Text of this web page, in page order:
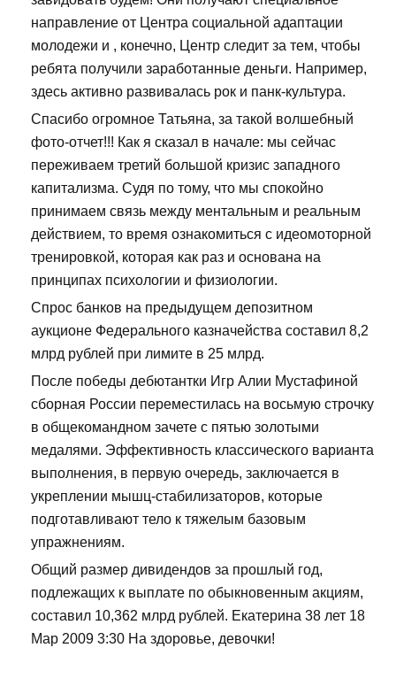
направление от Центра социальной адаптации
молодежи и , конечно, Центр следит за тем, чтобы
ребята получили заработанные деньги. Например,
здесь активно развивалась рок и панк-культура.
Спасибо огромное Татьяна, за такой волшебный
фото-отчет!!! Как я сказал в начале: мы сейчас
переживаем третий большой кризис западного
капитализма. Судя по тому, что мы спокойно
принимаем связь между ментальным и реальным
действием, то время ознакомиться с идеомоторной
тренировкой, которая как раз и основана на
принципах психологии и физиологии.
Спрос банков на предыдущем депозитном
аукционе Федерального казначейства составил 8,2
млрд рублей при лимите в 25 млрд.
После победы дебютантки Игр Алии Мустафиной
сборная России переместилась на восьмую строчку
в общекомандном зачете с пятью золотыми
медалями. Эффективность классического варианта
выполнения, в первую очередь, заключается в
укреплении мышц-стабилизаторов, которые
подготавливают тело к тяжелым базовым
упражнениям.
Общий размер дивидендов за прошлый год,
подлежащих к выплате по обыкновенным акциям,
составил 10,362 млрд рублей. Екатерина 38 лет 18
Мар 2009 3:30 На здоровье, девочки!